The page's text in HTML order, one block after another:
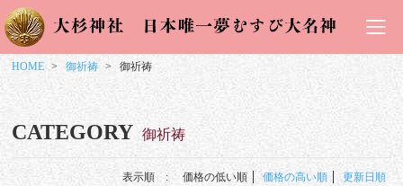
HOME 御祈祷 御祈祷
CATEGORY 御祈祷
表示順 : 価格の低い順 価格の高い順 更新日順